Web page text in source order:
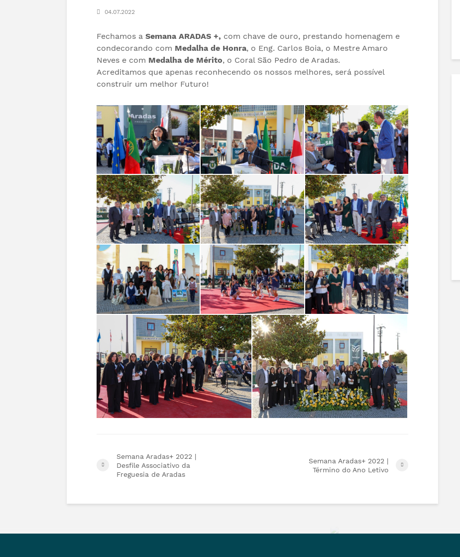
04.07.2022
Fechamos a Semana ARADAS +, com chave de ouro, prestando homenagem e
condecorando com Medalha de Honra, o Eng. Carlos Boia, o Mestre Amaro
Neves e com Medalha de Mérito, o Coral São Pedro de Aradas.
Acreditamos que apenas reconhecendo os nossos melhores, será possível
construir um melhor Futuro!
Semana Aradas+ 2022 |
Desfile Associativo da
Freguesia de Aradas
Semana Aradas+ 2022 |
Término do Ano Letivo
13.06.2026
FESTIVAL ARADAS+ |
Marchas de Santo
António de Estarreja
12.06.2026
Junta de Freguesia
de Aradas felicita
Esgueira!
12.06.2026
Vamos Caminhar
Contra o Cancro!
10.06.2026
Artigo de opinião |
Catarina Barreto
08.06.2026
IV Festival Aradas+
2026
04.06.2026
Prémio DECO
Freguesias |
Freguesia de Aradas